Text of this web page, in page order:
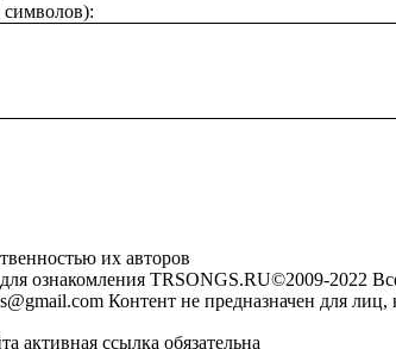
их авторов
ознакомления TRSONGS.RU©2009-2022
Контент не предназначен для
активная ссылка обязательна